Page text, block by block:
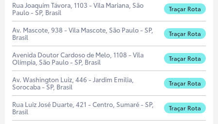
Rua Joaquim Távora, 1103 - Vila Mariana, São
Paulo - SP, Brasil
Traçar Rota
Av. Mascote, 938 - Vila Mascote, São Paulo - SP,
Brasil
Traçar Rota
Avenida Doutor Cardoso de Melo, 1108 - Vila
Olímpia, São Paulo - SP, Brasil
Traçar Rota
Av. Washington Luiz, 446 - Jardim Emilia,
Sorocaba - SP, Brasil
Traçar Rota
Rua Luiz José Duarte, 421 - Centro, Sumaré - SP,
Brasil
Traçar Rota